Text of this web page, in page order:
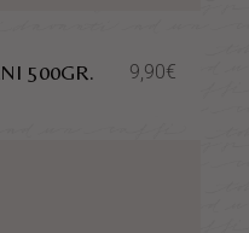
500GR. 9,90€